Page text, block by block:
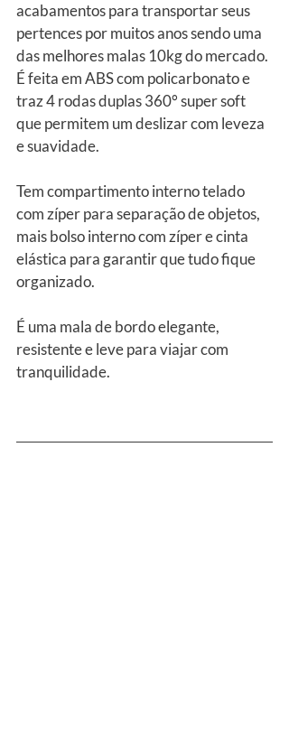
acabamentos para transportar seus
pertences por muitos anos sendo uma
das melhores malas 10kg do mercado.
É feita em ABS com policarbonato e
traz 4 rodas duplas 360° super soft
que permitem um deslizar com leveza
e suavidade.
Tem compartimento interno telado
com zíper para separação de objetos,
mais bolso interno com zíper e cinta
elástica para garantir que tudo fique
organizado.
É uma mala de bordo elegante,
resistente e leve para viajar com
tranquilidade.